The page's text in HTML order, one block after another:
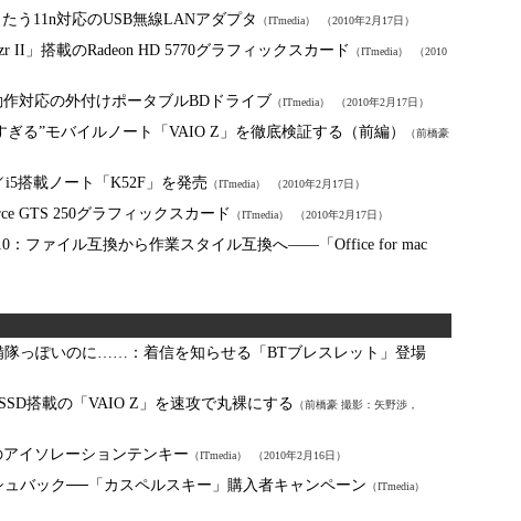
う11n対応のUSB無線LANアダプタ （ITmedia） （2010年2月17日）
II」搭載のRadeon HD 5770グラフィックスカード （ITmedia） （2010
対応の外付けポータブルBDドライブ （ITmedia） （2010年2月17日）
ぎる”モバイルノート「VAIO Z」を徹底検証する（前編） （前橋豪
i5搭載ノート「K52F」を発売 （ITmedia） （2010年2月17日）
GTS 250グラフィックスカード （ITmedia） （2010年2月17日）
： ファイル互換から作業スタイル互換へ――「Office for mac
隊っぽいのに……： 着信を知らせる「BTブレスレット」登場
搭載の「VAIO Z」を速攻で丸裸にする （前橋豪 撮影：矢野渉，
イソレーションテンキー （ITmedia） （2010年2月16日）
ュバック──「カスペルスキー」購入者キャンペーン （ITmedia）